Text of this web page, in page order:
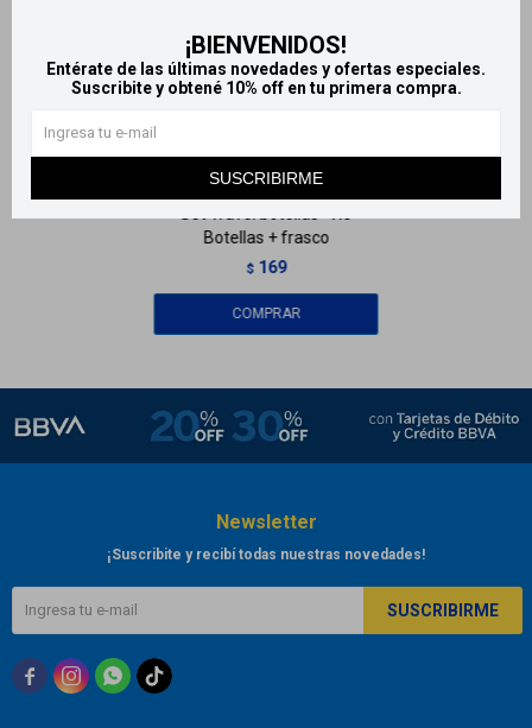
¡BIENVENIDOS!
Entérate de las últimas novedades y ofertas especiales.
Suscribite y obtené 10% off en tu primera compra.
SUSCRIBIRME
LlegaEL LUNES
Botellas + frasco
$ 169
Newsletter
¡Suscribite y recibí todas nuestras novedades!
SUSCRIBIRME
  